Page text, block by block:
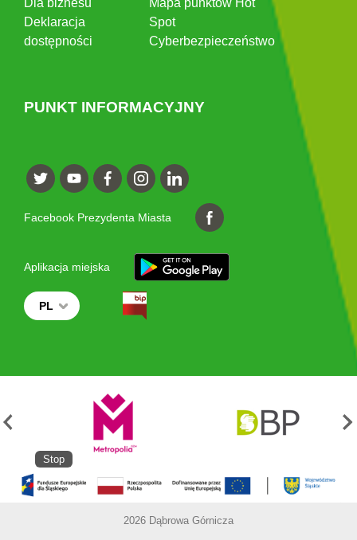
Dla biznesu
Deklaracja
dostępności
Mapa punktów Hot
Spot
Cyberbezpieczeństwo
PUNKT INFORMACYJNY
Facebook Prezydenta Miasta
Aplikacja miejska
PL
Stop
2026 Dąbrowa Górnicza